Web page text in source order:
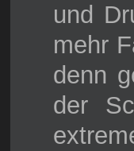
und
mehr
denn
der